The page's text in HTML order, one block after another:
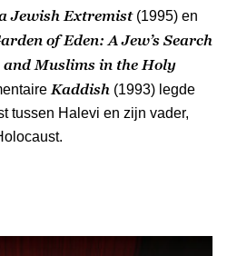
Jewish Extremist(1995) en
of Eden: A Jew’s Search
Muslims in the Holy
Kaddish (1993) legde
tussen Halevi en zijn vader,